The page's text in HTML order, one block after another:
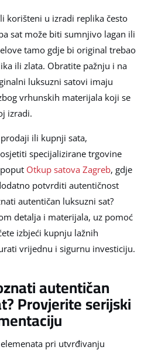
korišteni u izradi replika često
sat može biti sumnjivo lagan ili
tamo gdje bi original trebao
ili zlata. Obratite pažnju i na
luksuzni satovi imaju
vrhunskih materijala koji se
izradi.
ili kupnji sata,
specijalizirane trgovine
Otkup satova Zagreb, gdje
potvrditi autentičnost
autentičan luksuzni sat?
detalja i materijala, uz pomoć
izbjeći kupnju lažnih
vrijednu i sigurnu investiciju.
autentičan
Provjerite serijski
pri utvrđivanju